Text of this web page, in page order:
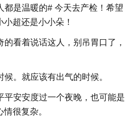
是温暖的# 今天去产检！希望
超还是小小朵！
看着说话这人，别吊胃口了，
。就应该有出气的时候。
安安度过一个夜晚，也可能是
很复杂。